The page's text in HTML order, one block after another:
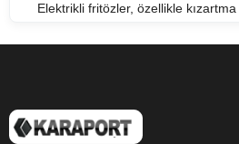
Elektrikli fritözler, özellikle kızartma
Fritözler, yeni veya ikinci el olarak